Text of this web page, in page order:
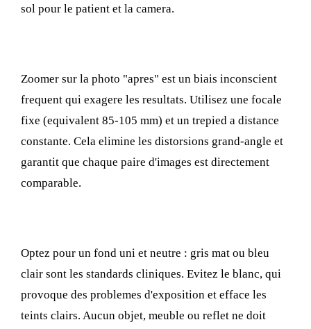
sol pour le patient et la camera.
Zoomer sur la photo "apres" est un biais inconscient
frequent qui exagere les resultats. Utilisez une focale
fixe (equivalent 85-105 mm) et un trepied a distance
constante. Cela elimine les distorsions grand-angle et
garantit que chaque paire d'images est directement
comparable.
Optez pour un fond uni et neutre : gris mat ou bleu
clair sont les standards cliniques. Evitez le blanc, qui
provoque des problemes d'exposition et efface les
teints clairs. Aucun objet, meuble ou reflet ne doit